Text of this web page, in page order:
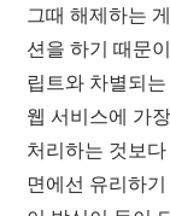
그때 해제하는
션을 하기 때문
립트와 차별되
웹 서비스에 가
처리하는 것보
면에선 유리하